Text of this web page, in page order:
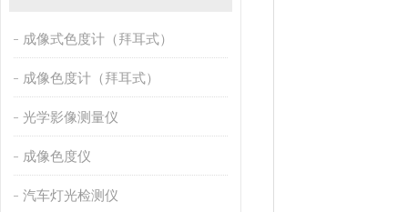
成像式色度计（拜耳式）
成像色度计（拜耳式）
光学影像测量仪
成像色度仪
汽车灯光检测仪